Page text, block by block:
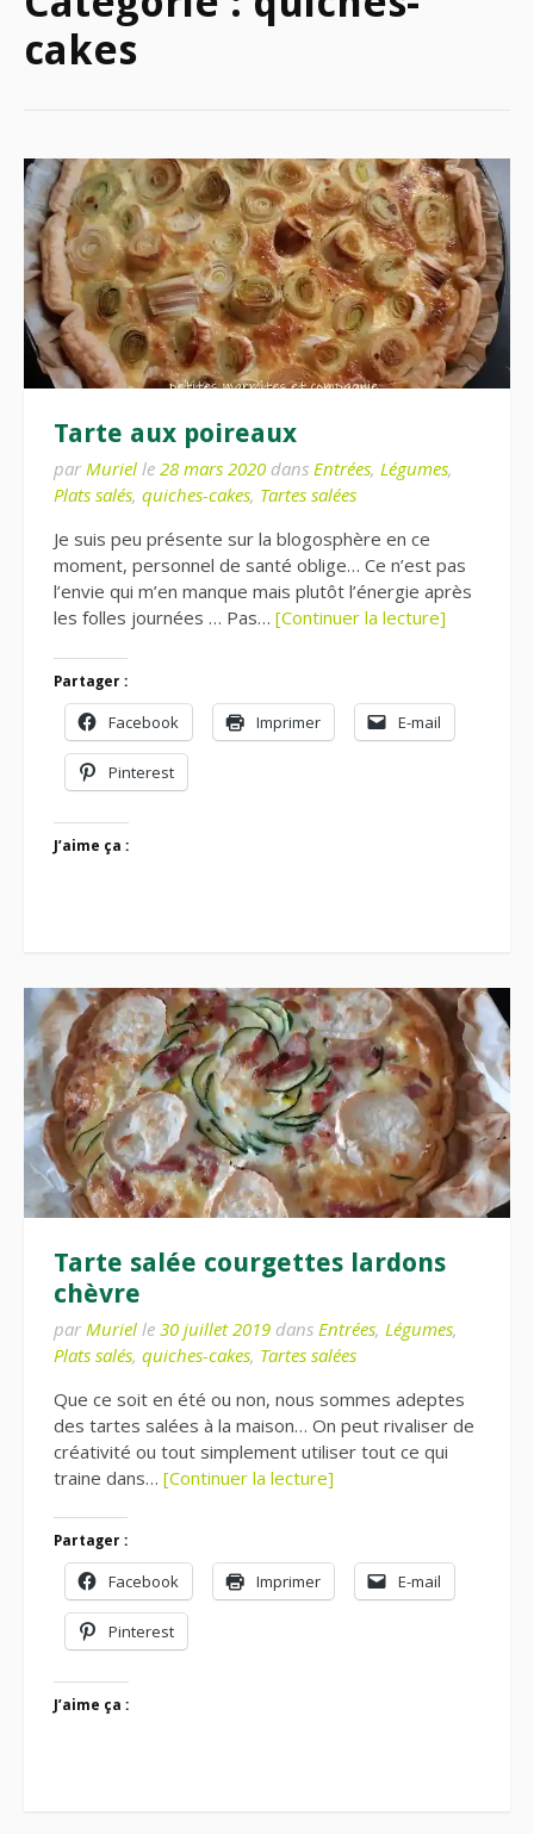
cakes
Tarte aux poireaux
par Muriel le 28 mars 2020 dans Entrées, Légumes,
Plats salés, quiches-cakes, Tartes salées
Je suis peu présente sur la blogosphère en ce
moment, personnel de santé oblige… Ce n’est pas
l’envie qui m’en manque mais plutôt l’énergie après
les folles journées … Pas… [Continuer la lecture]
Partager :
Facebook Imprimer E-mail
Pinterest
J’aime ça :
Tarte salée courgettes lardons
chèvre
par Muriel le 30 juillet 2019 dans Entrées, Légumes,
Plats salés, quiches-cakes, Tartes salées
Que ce soit en été ou non, nous sommes adeptes
des tartes salées à la maison… On peut rivaliser de
créativité ou tout simplement utiliser tout ce qui
traine dans… [Continuer la lecture]
Partager :
Facebook Imprimer E-mail
Pinterest
J’aime ça :